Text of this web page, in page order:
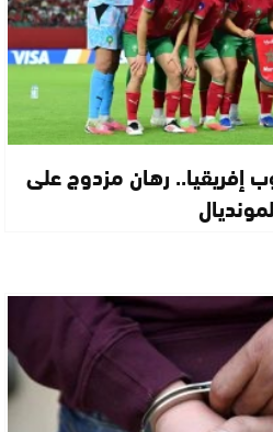
إفريقيا.. رهان مزدوج على